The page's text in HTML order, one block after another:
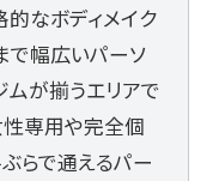
的なボディメイク
で幅広いパーソ
ムが揃うエリアで
性専用や完全個
ぶらで通えるパー